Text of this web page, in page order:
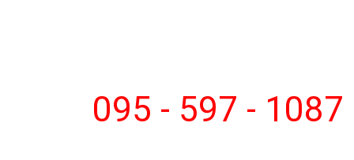
095 - 597 - 1087